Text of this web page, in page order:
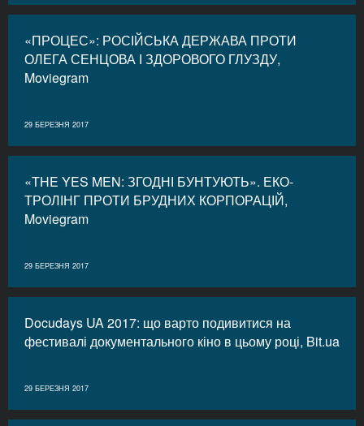
«ПРОЦЕС»: РОСІЙСЬКА ДЕРЖАВА ПРОТИ
ОЛЕГА СЕНЦОВА І ЗДОРОВОГО ГЛУЗДУ,
Moviegram
29 БЕРЕЗНЯ 2017
«THE YES MEN: ЗГОДНІ БУНТУЮТЬ». ЕКО-
ТРОЛІНГ ПРОТИ БРУДНИХ КОРПОРАЦІЙ,
Moviegram
29 БЕРЕЗНЯ 2017
Docudays UA 2017: що варто подивитися на
фестивалі документального кіно в цьому році, Bit.ua
29 БЕРЕЗНЯ 2017